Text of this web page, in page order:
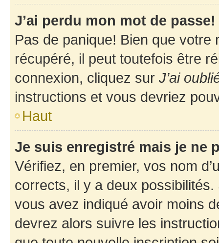
J’ai perdu mon mot de passe!
Pas de panique! Bien que
récupéré, il peut toutefois être
connexion, cliquez sur J’ai
instructions et vous devriez
Haut
Je suis enregistré mais je ne
Vérifiez, en premier, vos nom
corrects, il y a deux
vous avez indiqué avoir moins
devrez alors suivre les